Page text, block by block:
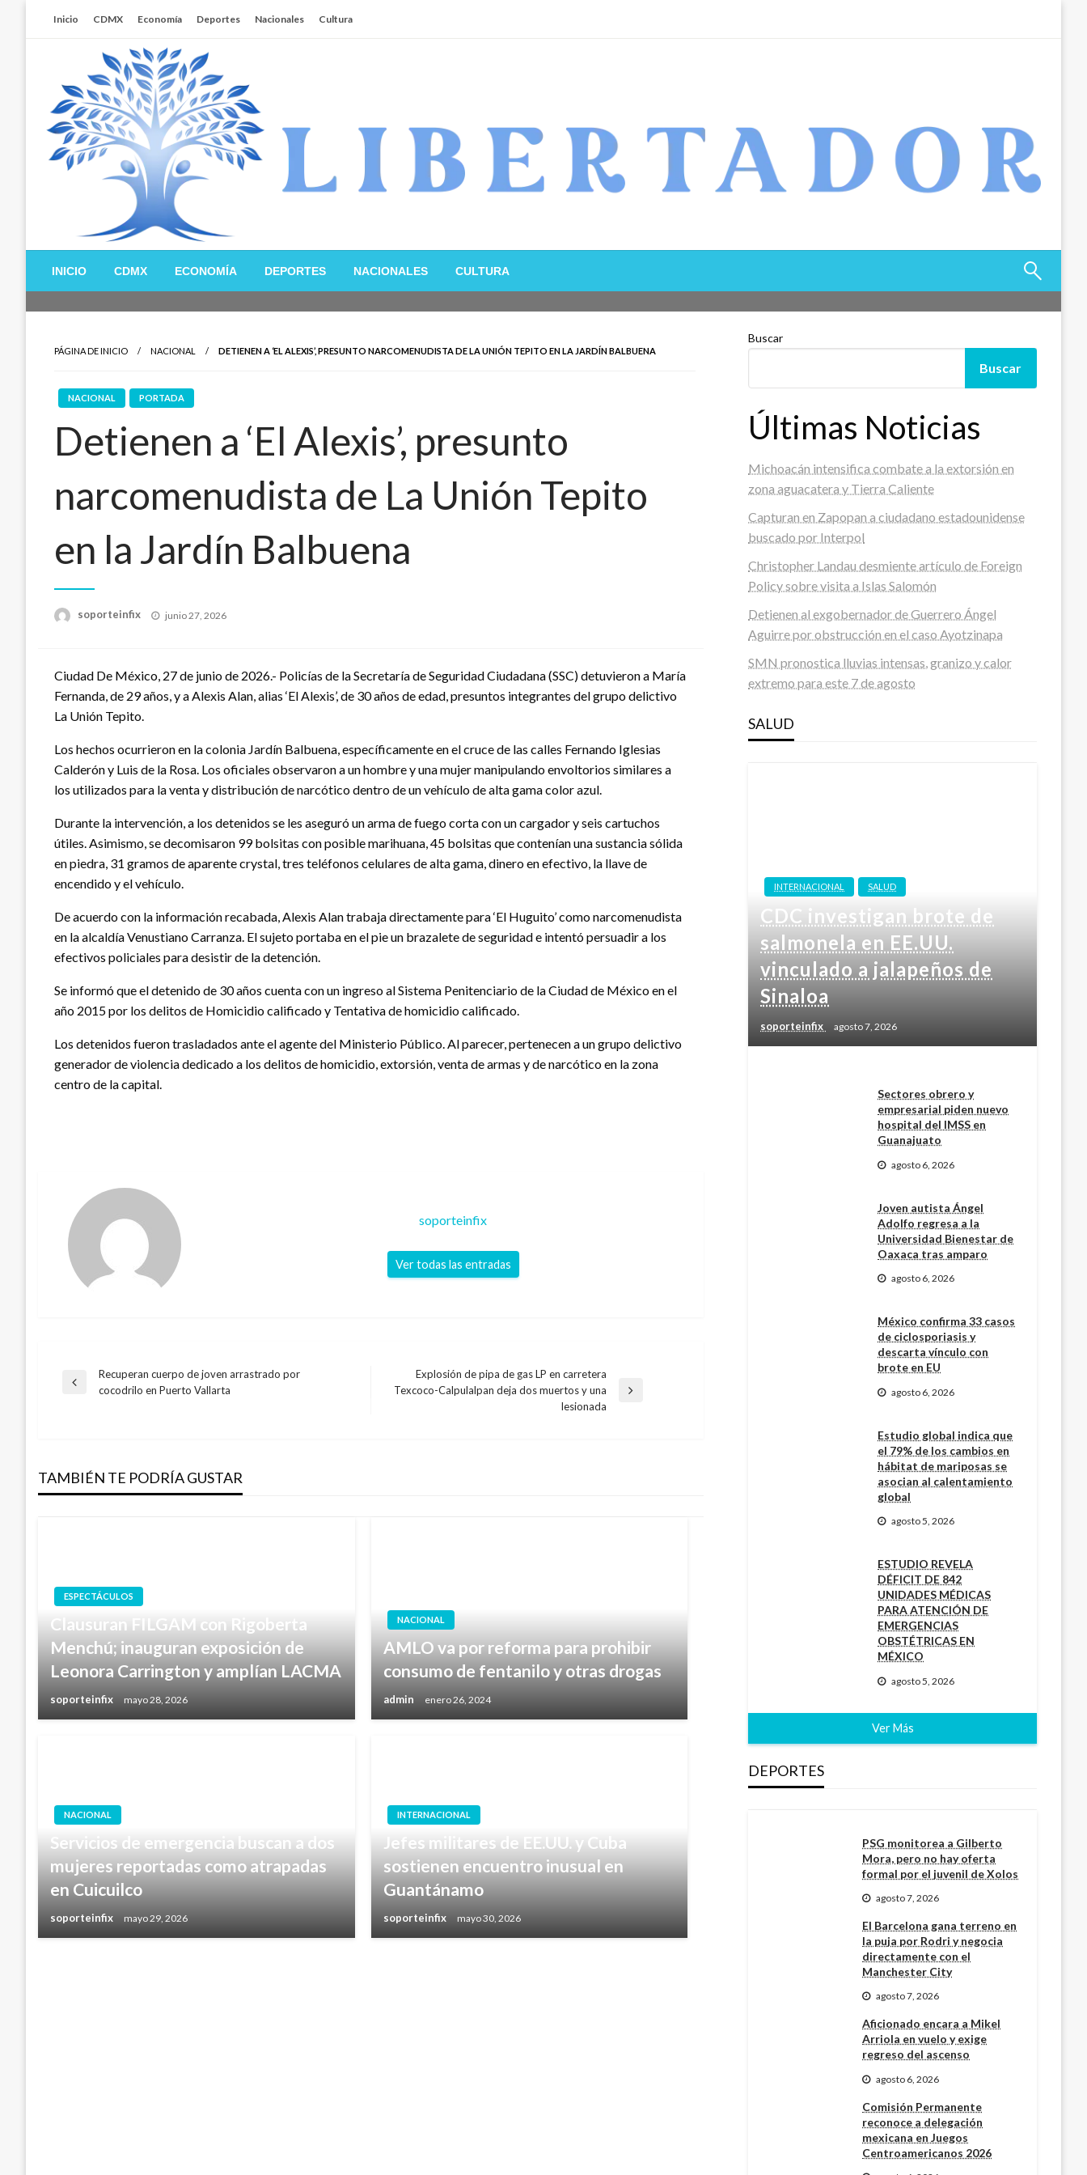
Inicio CDMX Economía Deportes Nacionales Cultura
Libertador MX
INICIO CDMX ECONOMÍA DEPORTES NACIONALES CULTURA
PÁGINA DE INICIO NACIONAL DETIENEN A ‘EL ALEXIS’, PRESUNTO NARCOMENUDISTA DE LA UNIÓN TEPITO EN LA JARDÍN BALBUENA
NACIONAL PORTADA
Detienen a ‘El Alexis’, presunto
narcomenudista de La Unión Tepito
en la Jardín Balbuena
soporteinfix
Publicado
junio 27, 2026
Ciudad De México, 27 de junio de 2026.- Policías de la Secretaría de Seguridad Ciudadana (SSC) detuvieron a María
Fernanda, de 29 años, y a Alexis Alan, alias ‘El Alexis’, de 30 años de edad, presuntos integrantes del grupo delictivo
La Unión Tepito.
Los hechos ocurrieron en la colonia Jardín Balbuena, específicamente en el cruce de las calles Fernando Iglesias
Calderón y Luis de la Rosa. Los oficiales observaron a un hombre y una mujer manipulando envoltorios similares a
los utilizados para la venta y distribución de narcótico dentro de un vehículo de alta gama color azul.
Durante la intervención, a los detenidos se les aseguró un arma de fuego corta con un cargador y seis cartuchos
útiles. Asimismo, se decomisaron 99 bolsitas con posible marihuana, 45 bolsitas que contenían una sustancia sólida
en piedra, 31 gramos de aparente crystal, tres teléfonos celulares de alta gama, dinero en efectivo, la llave de
encendido y el vehículo.
De acuerdo con la información recabada, Alexis Alan trabaja directamente para ‘El Huguito’ como narcomenudista
en la alcaldía Venustiano Carranza. El sujeto portaba en el pie un brazalete de seguridad e intentó persuadir a los
efectivos policiales para desistir de la detención.
Se informó que el detenido de 30 años cuenta con un ingreso al Sistema Penitenciario de la Ciudad de México en el
año 2015 por los delitos de Homicidio calificado y Tentativa de homicidio calificado.
Los detenidos fueron trasladados ante el agente del Ministerio Público. Al parecer, pertenecen a un grupo delictivo
generador de violencia dedicado a los delitos de homicidio, extorsión, venta de armas y de narcótico en la zona
centro de la capital.
soporteinfix
Ver todas las entradas
Navegación
entradas
Entrada
Recuperan cuerpo de joven arrastrado por
cocodrilo en Puerto Vallarta
Entrada
Explosión de pipa de gas LP en carretera
Texcoco-Calpulalpan deja dos muertos y una
lesionada
TAMBIÉN TE PODRÍA GUSTAR
ESPECTÁCULOS
Clausuran FILGAM con Rigoberta
Menchú; inauguran exposición de
Leonora Carrington y amplían LACMA
soporteinfix mayo 28, 2026
NACIONAL
AMLO va por reforma para prohibir
consumo de fentanilo y otras drogas
admin enero 26, 2024
NACIONAL
Servicios de emergencia buscan a dos
mujeres reportadas como atrapadas
en Cuicuilco
soporteinfix mayo 29, 2026
INTERNACIONAL
Jefes militares de EE.UU. y Cuba
sostienen encuentro inusual en
Guantánamo
soporteinfix mayo 30, 2026
Buscar
Buscar
Últimas Noticias
Michoacán intensifica combate a la extorsión en
zona aguacatera y Tierra Caliente
Capturan en Zapopan a ciudadano estadounidense
buscado por Interpol
Christopher Landau desmiente artículo de Foreign
Policy sobre visita a Islas Salomón
Detienen al exgobernador de Guerrero Ángel
Aguirre por obstrucción en el caso Ayotzinapa
SMN pronostica lluvias intensas, granizo y calor
extremo para este 7 de agosto
SALUD
INTERNACIONAL SALUD
CDC investigan brote de
salmonela en EE.UU.
vinculado a jalapeños de
Sinaloa
soporteinfix agosto 7, 2026
Sectores obrero y
empresarial piden nuevo
hospital del IMSS en
Guanajuato
agosto 6, 2026
Joven autista Ángel
Adolfo regresa a la
Universidad Bienestar de
Oaxaca tras amparo
agosto 6, 2026
México confirma 33 casos
de ciclosporiasis y
descarta vínculo con
brote en EU
agosto 6, 2026
Estudio global indica que
el 79% de los cambios en
hábitat de mariposas se
asocian al calentamiento
global
agosto 5, 2026
ESTUDIO REVELA
DÉFICIT DE 842
UNIDADES MÉDICAS
PARA ATENCIÓN DE
EMERGENCIAS
OBSTÉTRICAS EN
MÉXICO
agosto 5, 2026
Ver Más
DEPORTES
PSG monitorea a Gilberto
Mora, pero no hay oferta
formal por el juvenil de Xolos
agosto 7, 2026
El Barcelona gana terreno en
la puja por Rodri y negocia
directamente con el
Manchester City
agosto 7, 2026
Aficionado encara a Mikel
Arriola en vuelo y exige
regreso del ascenso
agosto 6, 2026
Comisión Permanente
reconoce a delegación
mexicana en Juegos
Centroamericanos 2026